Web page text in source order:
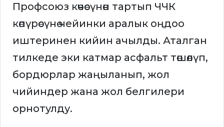
Профсоюз көчөсүнөн тартып ЧЧК
көпүрөсүнө чейинки аралык оңдоо
иштеринен кийин ачылды. Аталган
тилкеде эки катмар асфальт төшөлүп,
бордюрлар жаңыланып, жол
чийиндер жана жол белгилери
орнотулду.